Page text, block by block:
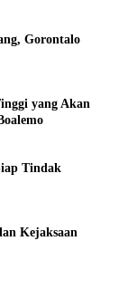
Gorontalo
yang Akan
Tindak
Kejaksaan